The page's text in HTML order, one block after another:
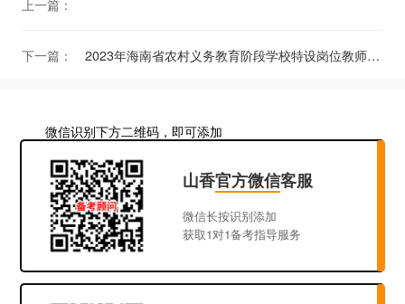
上一篇：
下一篇： 2023年海南省农村义务教育阶段学校特设岗位教师招聘公告（700人）
微信识别下方二维码，即可添加
山香官方微信客服
微信长按识别添加
获取1对1备考指导服务